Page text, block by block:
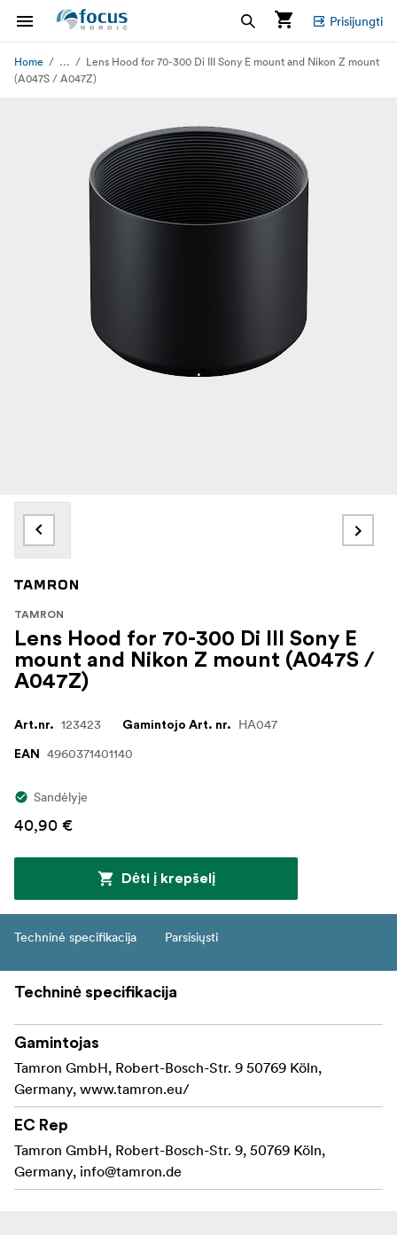
Prisijungti
Home ...
Lens Hood for 70-300 Di III Sony E mount and Nikon Z mount
(A047S / A047Z)
TAMRON
Lens Hood for 70-300 Di III Sony E
mount and Nikon Z mount (A047S /
A047Z)
Art.nr. 123423 Gamintojo Art. nr. HA047
EAN 4960371401140
Sandėlyje
40,90 €
Dėti į krepšelį
Techninė specifikacija Parsisiųsti
Techninė specifikacija
Gamintojas
Tamron GmbH, Robert-Bosch-Str. 9 50769 Köln,
Germany, www.tamron.eu/
EC Rep
Tamron GmbH, Robert-Bosch-Str. 9, 50769 Köln,
Germany, info@tamron.de